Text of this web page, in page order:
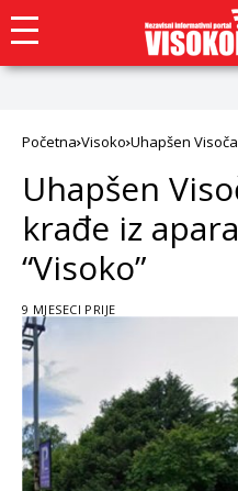
Početna Visoko Uhapšen
Uhapšen
krađe iz
“Visoko”
9 MJESECI PRIJE